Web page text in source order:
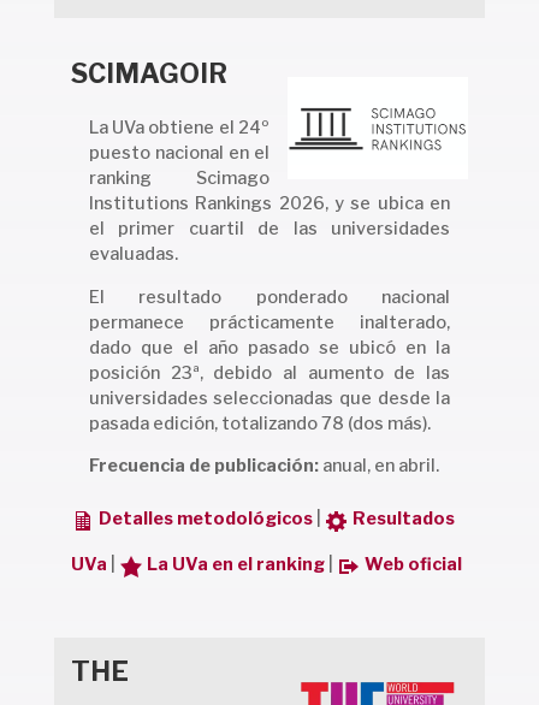
SCIMAGOIR
La UVa obtiene el 24º
puesto nacional en el
ranking Scimago
Institutions Rankings 2026, y se ubica en
el primer cuartil de las universidades
evaluadas.
El resultado ponderado nacional
permanece prácticamente inalterado,
dado que el año pasado se ubicó en la
posición 23ª, debido al aumento de las
universidades seleccionadas que desde la
pasada edición, totalizando 78 (dos más).
Frecuencia de publicación:anual, en abril.
Detalles metodológicos Resultados
UVa La UVa en el ranking Web oficial
THE